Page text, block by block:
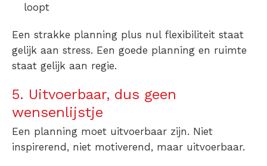
loopt
Een strakke planning plus nul flexibiliteit staat
gelijk aan stress. Een goede planning en ruimte
staat gelijk aan regie.
5. Uitvoerbaar, dus geen
wensenlijstje
Een planning moet uitvoerbaar zijn. Niet
inspirerend, niet motiverend, maar uitvoerbaar.